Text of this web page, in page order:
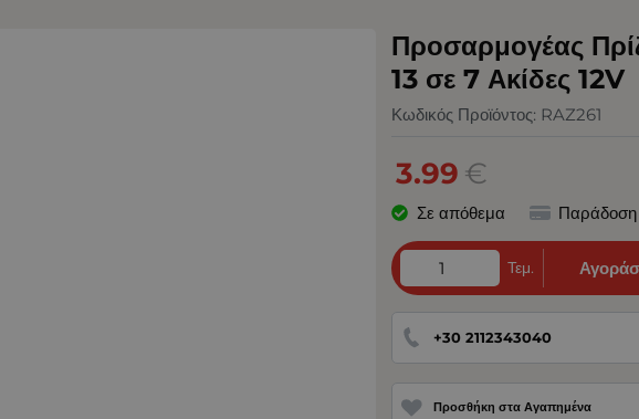
Προσαρμογέας
13 σε 7 Ακίδες 12V
Κωδικός Προϊόντος: RAZ261
3.99 €
Σε απόθεμα
Τεμ.
+30 2112343040
Προσθήκη στα Αγαπημένα